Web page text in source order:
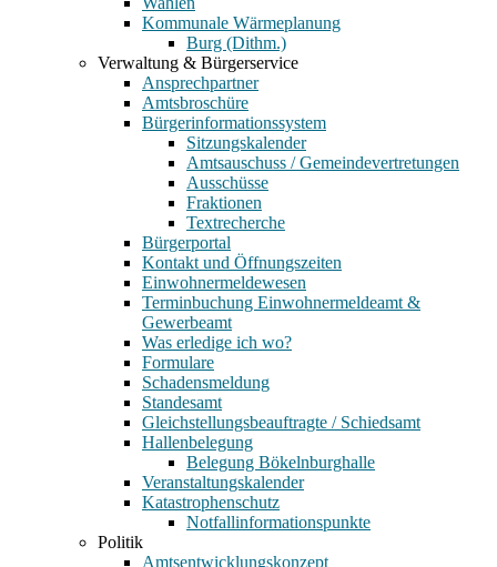
Kommunale Wärmeplanung
Burg (Dithm.)
Verwaltung & Bürgerservice
Ansprechpartner
Amtsbroschüre
Bürgerinformationssystem
Sitzungskalender
Amtsauschuss / Gemeindevertretungen
Ausschüsse
Fraktionen
Textrecherche
Bürgerportal
Kontakt und Öffnungszeiten
Einwohnermeldewesen
Terminbuchung Einwohnermeldeamt &
Gewerbeamt
Was erledige ich wo?
Formulare
Schadensmeldung
Standesamt
Gleichstellungsbeauftragte / Schiedsamt
Hallenbelegung
Belegung Bökelnburghalle
Veranstaltungskalender
Katastrophenschutz
Notfallinformationspunkte
Politik
Amtsentwicklungskonzept